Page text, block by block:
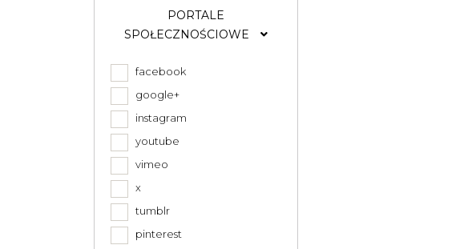
PORTALE
SPOŁECZNOŚCIOWE
facebook
google+
instagram
youtube
vimeo
x
tumblr
pinterest